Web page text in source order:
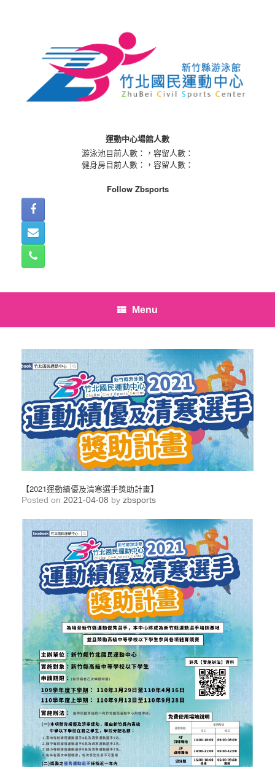
運動中心場館人數
游泳池目前人數：
，容留人數：
健身房目前人數：
，容留人數：
Follow Zbsports
Menu
【2021運動績優及清寒選手獎助計畫】
Posted on 2021-04-08 by zbsports